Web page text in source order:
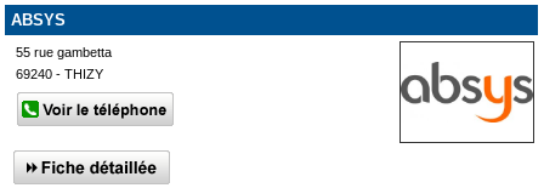
ABSYS
55 rue gambetta
69240 - THIZY